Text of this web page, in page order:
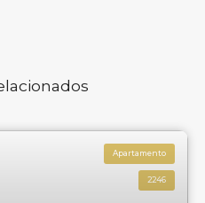
Apartamento
2246